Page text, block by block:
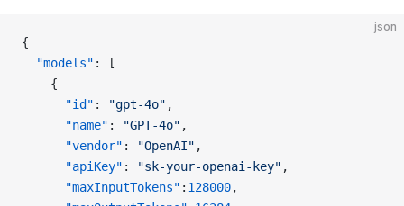
json
{
  "models"
: [
    {
      "id"
: "gpt-4o" ,
      "name"
: "GPT-4o" ,
      "vendor"
: "OpenAI" ,
      "apiKey"
: "sk-your-openai-key" ,
      "maxInputTokens"
: 128000,